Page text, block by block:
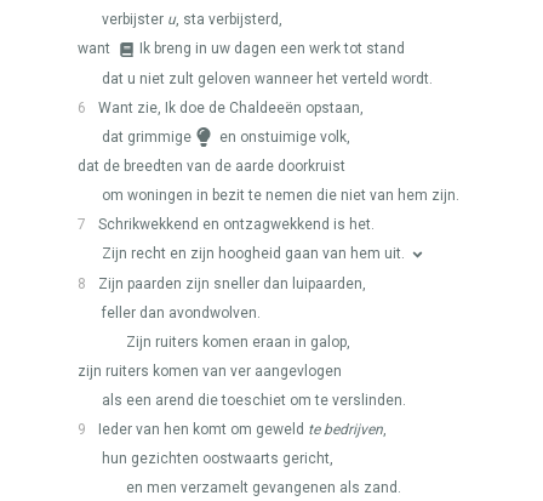
verbijster u, sta verbijsterd,
want
Ik breng in uw dagen een werk tot stand
dat u niet zult geloven wanneer het verteld wordt.
6
Want zie, Ik doe de Chaldeeën opstaan,
dat grimmige
en onstuimige volk,
dat de breedten van de aarde doorkruist
om woningen in bezit te nemen die niet van hem zijn.
7
Schrikwekkend en ontzagwekkend is het.
Zijn recht en zijn hoogheid gaan van hem uit.
8
Zijn paarden zijn sneller dan luipaarden,
feller dan avondwolven.
Zijn ruiters komen eraan in galop,
zijn ruiters komen van ver aangevlogen
als een arend die toeschiet om te verslinden.
9
Ieder van hen komt om geweld te bedrijven,
hun gezichten oostwaarts gericht,
en men verzamelt gevangenen als zand.